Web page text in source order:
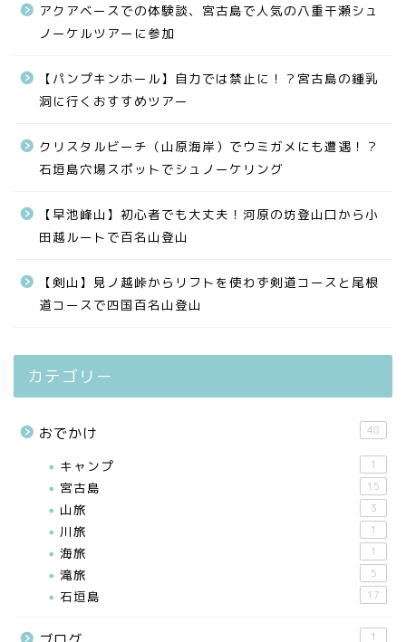
アクアベースでの体験談、宮古島で人気の八重干瀬シュ
ノーケルツアーに参加
【パンプキンホール】自力では禁止に！？宮古島の鍾乳
洞に行くおすすめツアー
クリスタルビーチ（山原海岸）でウミガメにも遭遇！？
石垣島穴場スポットでシュノーケリング
【早池峰山】初心者でも大丈夫！河原の坊登山口から小
田越ルートで百名山登山
【剣山】見ノ越峠からリフトを使わず剣道コースと尾根
道コースで四国百名山登山
カテゴリー
おでかけ 48
キャンプ 1
宮古島 15
山旅 3
川旅 1
海旅 1
滝旅 5
石垣島 17
1